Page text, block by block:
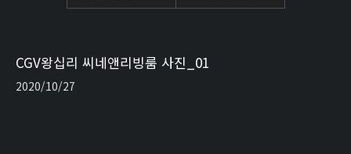
CGV왕십리 씨네앤리빙룸 사진_01
2020/10/27